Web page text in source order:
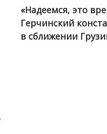
«Надеемся, это
Герчинский
в сближении